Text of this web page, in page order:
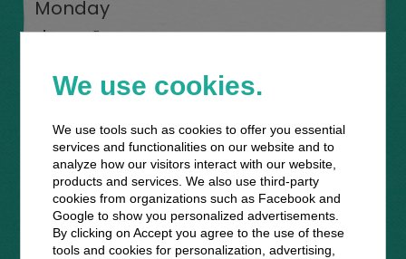
Monday
duração
Leia mais
RESERVE AGORA
We use cookies.
We use tools such as cookies to offer you essential
services and functionalities on our website and to
analyze how our visitors interact with our website,
products and services. We also use third-party
cookies from organizations such as Facebook and
Google to show you personalized advertisements.
By clicking on Accept you agree to the use of these
tools and cookies for personalization, advertising,